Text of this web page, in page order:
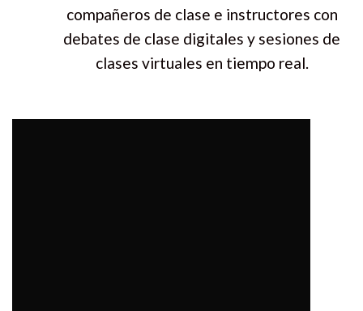
compañeros de clase e instructores con
debates de clase digitales y sesiones de
clases virtuales en tiempo real.